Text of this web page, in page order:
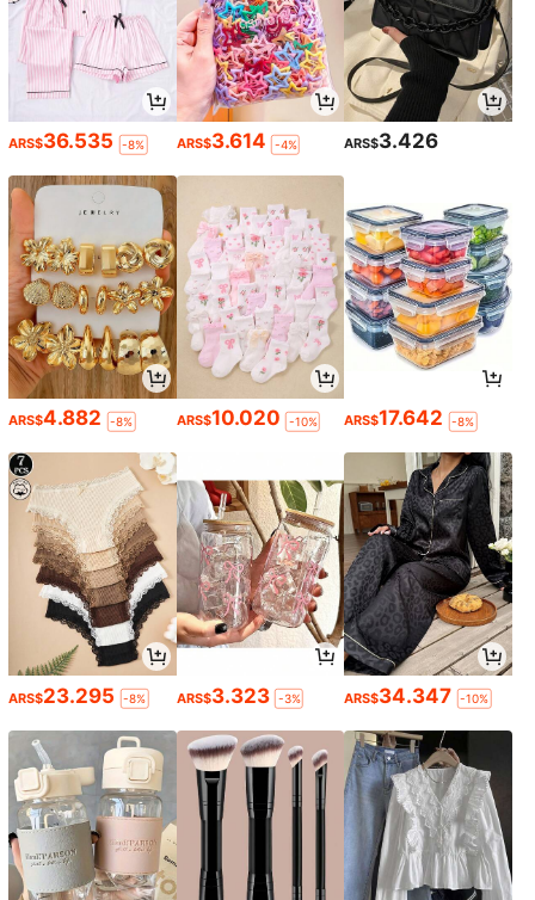
ARS$36.535 -8% ARS$3.614 -4% ARS$3.426
ARS$4.882 -8% ARS$10.020 -10% ARS$17.642 -8%
ARS$23.295 -8% ARS$3.323 -3% ARS$34.347 -10%